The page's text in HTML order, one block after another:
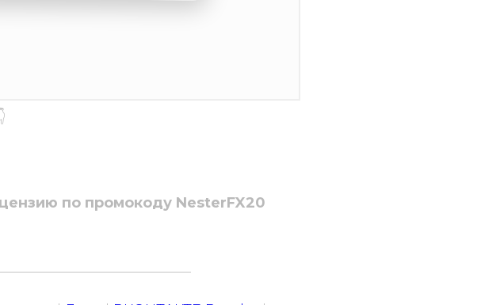
по промокоду NesterFX20